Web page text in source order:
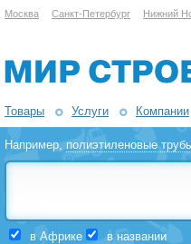
Москва Санкт-Петербург Нижний
Товары Услуги Компании
Например,полиэтиленовые
в Африке в названии